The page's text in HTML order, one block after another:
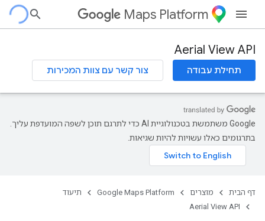
Maps Platform
Aerial View API
תחילת עבודה צור קשר עם צוות המכירות
‫Google משתמשת בטכנולוגיית AI כדי לתרגם תוכן לשפה המועדפת עליך.
בתרגומים כאלו עשויות להיות שגיאות.
דף הבית מוצרים Google Maps Platform
תיעוד
Aerial View API